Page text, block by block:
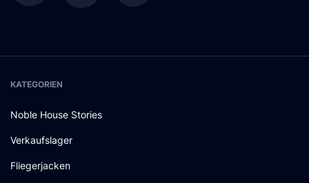
KATEGORIEN
Noble House Stories
Verkaufslager
Fliegerjacken